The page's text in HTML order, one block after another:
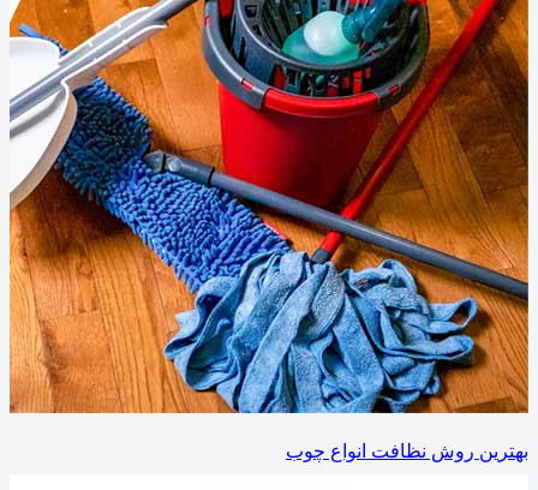
بهترین روش نظافت انواع چوب